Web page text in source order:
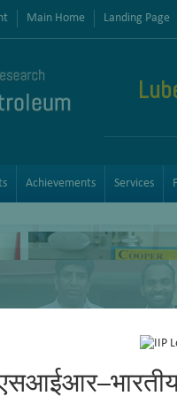
Main Home Landing Page
Achievements Services